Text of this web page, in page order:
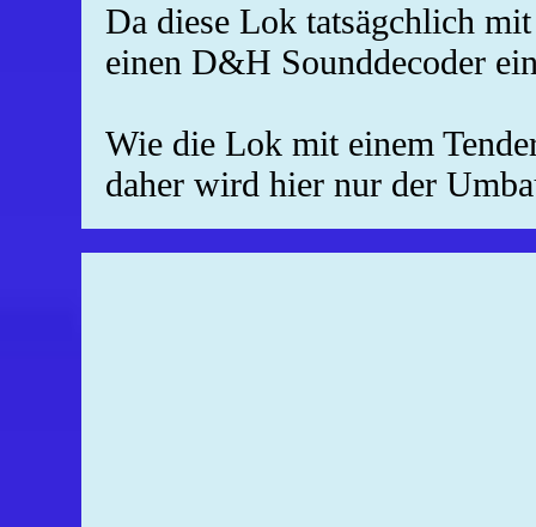
Da diese Lok tatsägchlich
einen D&H Sounddecoder
Wie die Lok mit einem
daher wird hier nur der